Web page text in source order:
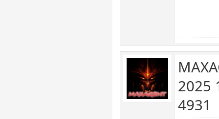
2025
4931